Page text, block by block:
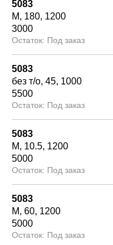
5083
М
180 1200
3000
Под заказ
5083
без т/о 45 1000
5500
Под заказ
5083
М
10.5 1200
5000
Под заказ
5083
М 60 1200
5000
Под заказ